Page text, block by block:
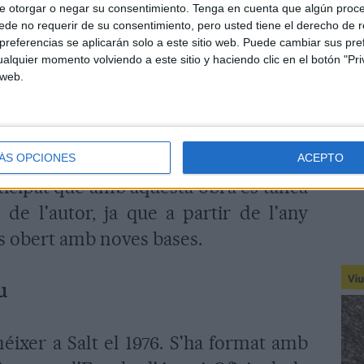
otorgar o negar su consentimiento. Tenga en cuenta que algún
no requerir de su consentimiento, pero usted tiene el derecho de
se aplicarán solo a este sitio web. Puede cambiar sus
momento volviendo a este sitio y haciendo clic en el botón
OPCIONES ACEPTO
de Girona "com a emblema de la
que se'n poden fer "moltes
"moderna", passant per una
la d'una ciutat "decadent". En el
sobre la qual hi ha una gàbia
una au de color negre.
que amb aquesta obra es tanca
de l'autor, ja que a partir de l'any
amb noves bases.
a Salt el 1976. S'ha format amb